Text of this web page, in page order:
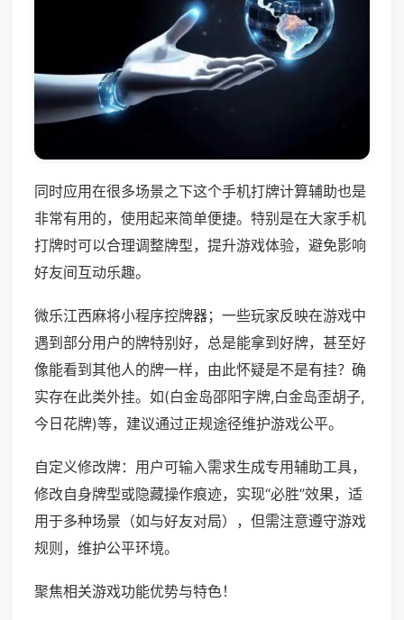
同时应用在很多场景之下这个手机打牌计算辅助也是
非常有用的，使用起来简单便捷。特别是在大家手机
打牌时可以合理调整牌型，提升游戏体验，避免影响
好友间互动乐趣。
微乐江西麻将小程序控牌器；一些玩家反映在游戏中
遇到部分用户的牌特别好，总是能拿到好牌，甚至好
像能看到其他人的牌一样，由此怀疑是不是有挂？确
实存在此类外挂。如(白金岛邵阳字牌,白金岛歪胡子,
今日花牌)等，建议通过正规途径维护游戏公平。
自定义修改牌：用户可输入需求生成专用辅助工具，
修改自身牌型或隐藏操作痕迹，实现“必胜”效果，适
用于多种场景（如与好友对局），但需注意遵守游戏
规则，维护公平环境。
聚焦相关游戏功能优势与特色！